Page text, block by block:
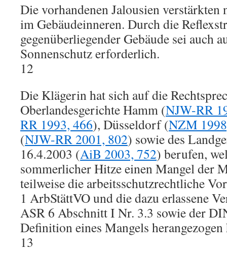
Die vorhandenen Jalousien verstärkten
im Gebäudeinneren. Durch die
gegenüberliegender Gebäude sei auch
Sonnenschutz erforderlich.
12
Die Klägerin hat sich auf die
Oberlandesgerichte Hamm (NJW-RR
RR 1993, 466), Düsseldorf (NZM
(NJW-RR 2001, 802) sowie des
16.4.2003 (AiB 2003, 752) berufen,
sommerlicher Hitze einen Mangel der
teilweise die arbeitsschutzrechtliche
1 ArbStättVO und die dazu erlassene
ASR 6 Abschnitt I Nr. 3.3 sowie der
Definition eines Mangels herangezogen
13